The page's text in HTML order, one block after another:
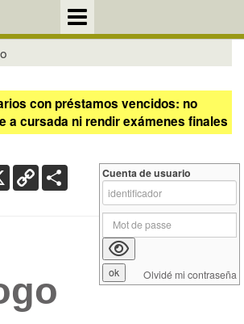
con préstamos vencidos: no
a cursada ni rendir exámenes finales
X Copy
Link
Cuenta de usuario
Olvidé mi contraseña